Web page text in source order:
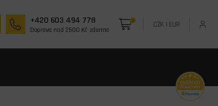
+420 603 494 778
Doprava nad 2500 Kč zdarma
0 CZK | EUR